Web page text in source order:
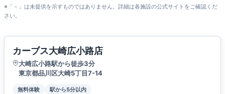
※「－」は未提供を示すものではありません。詳細は各施設の公式サイトをご確認くだ
さい。
カーブス大崎広小路店
大崎広小路駅から徒歩3分
東京都品川区大崎5丁目7-14
無料体験 駅から5分以内